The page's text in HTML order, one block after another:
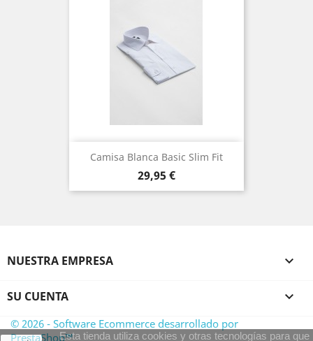
Camisa Blanca Basic Slim Fit
Precio
29,95 €
NUESTRA EMPRESA 
SU CUENTA 
Esta tienda utiliza cookies y otras tecnologías para que
© 2026 - Software Ecommerce desarrollado por
PrestaShop™